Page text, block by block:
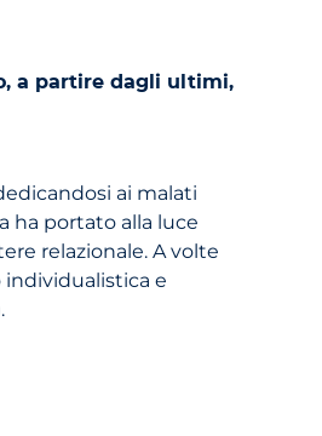
a partire dagli ultimi,
ai malati
ha portato alla luce
relazionale. A volte
e